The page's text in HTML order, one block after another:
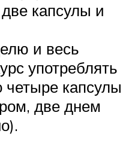
капсулы и
и весь
употреблять
капсулы
две днем